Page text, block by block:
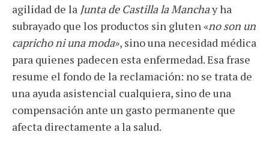
agilidad de la Junta de Castilla la Manchay ha
subrayado que los productos sin gluten «no son un
capricho ni una moda», sino una necesidad médica
para quienes padecen esta enfermedad. Esa frase
resume el fondo de la reclamación: no se trata de
una ayuda asistencial cualquiera, sino de una
compensación ante un gasto permanente que
afecta directamente a la salud.